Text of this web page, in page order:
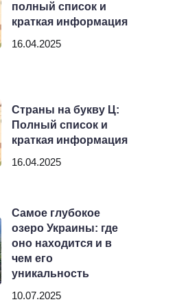
полный список и
краткая информация
16.04.2025
Страны на букву Ц:
Полный список и
краткая информация
16.04.2025
Самое глубокое
озеро Украины: где
оно находится и в
чем его
уникальность
10.07.2025